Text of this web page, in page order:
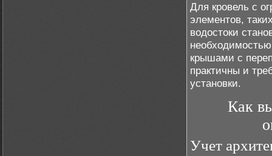
Для кровель с
элементов,
водостоки
крышами с
практичны и
установки.
Как
Учет